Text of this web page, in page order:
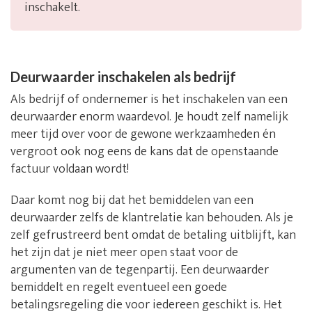
inschakelt.
Deurwaarder inschakelen als bedrijf
Als bedrijf of ondernemer is het inschakelen van een
deurwaarder enorm waardevol. Je houdt zelf namelijk
meer tijd over voor de gewone werkzaamheden én
vergroot ook nog eens de kans dat de openstaande
factuur voldaan wordt!
Daar komt nog bij dat het bemiddelen van een
deurwaarder zelfs de klantrelatie kan behouden. Als je
zelf gefrustreerd bent omdat de betaling uitblijft, kan
het zijn dat je niet meer open staat voor de
argumenten van de tegenpartij. Een deurwaarder
bemiddelt en regelt eventueel een goede
betalingsregeling die voor iedereen geschikt is. Het